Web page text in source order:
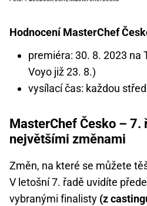
Hodnocení MasterChef
premiéra: 30. 8. 2023 na
Voyo již 23. 8.)
vysílací čas: každou
MasterChef Česko – 7.
největšími změnami
Změn, na které se můžete
V letošní 7. řadě uvidíte
vybranými finalisty (z